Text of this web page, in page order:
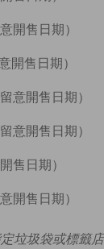
開售日期）
開售日期）
意開售日期）
意開售日期）
售日期）
開售日期）
定垃圾袋或標籤